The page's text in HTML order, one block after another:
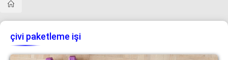
çivi paketleme işi